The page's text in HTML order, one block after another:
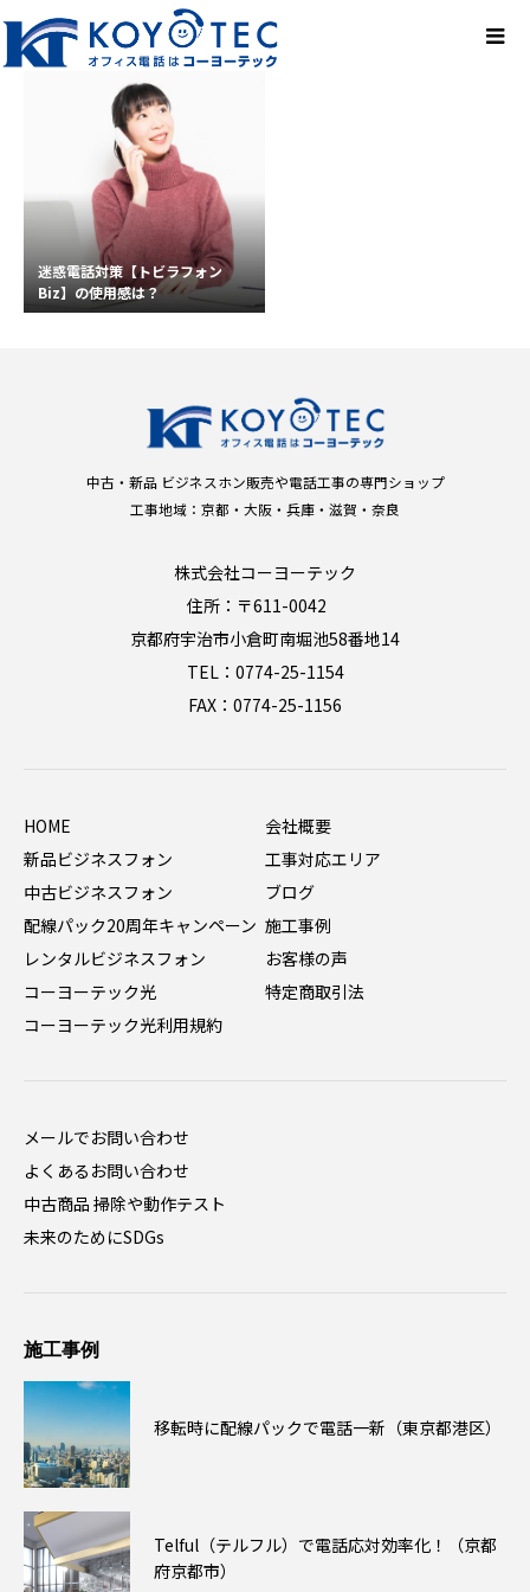
迷惑電話対策【トビラフォン
Biz】の使用感は？
中古・新品 ビジネスホン販売や電話工事の専門ショップ
工事地域：京都・大阪・兵庫・滋賀・奈良
株式会社コーヨーテック
住所：〒611-0042
京都府宇治市小倉町南堀池58番地14
TEL：0774-25-1154
FAX：0774-25-1156
HOME
新品ビジネスフォン
中古ビジネスフォン
配線パック20周年キャンペーン
レンタルビジネスフォン
コーヨーテック光
コーヨーテック光利用規約
会社概要
工事対応エリア
ブログ
施工事例
お客様の声
特定商取引法
メールでお問い合わせ
よくあるお問い合わせ
中古商品 掃除や動作テスト
未来のためにSDGs
施工事例
移転時に配線パックで電話一新（東京都港区）
Telful（テルフル）で電話応対効率化！（京都
府京都市）